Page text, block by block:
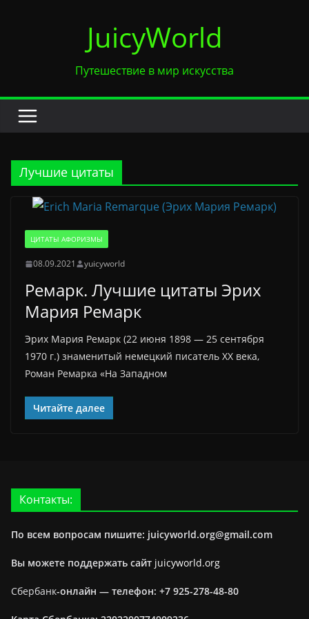
JuicyWorld
Путешествие в мир искусства
Лучшие цитаты
ЦИТАТЫ АФОРИЗМЫ
08.09.2021 yuicyworld
Ремарк. Лучшие цитаты Эрих
Мария Ремарк
Эрих Мария Ремарк (22 июня 1898 — 25 сентября
1970 г.) знаменитый немецкий писатель ХХ века,
Роман Ремарка «На Западном
Читайте далее
Контакты:
По всем вопросам пишите: juicyworld.org@gmail.com
Вы можете поддержать сайт juicyworld.org
Сбербанк-онлайн — телефон: +7 925-278-48-80